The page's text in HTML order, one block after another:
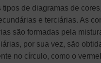
tipos de diagramas de
e terciárias. As
são formadas pela
por sua vez, são
no círculo, como o